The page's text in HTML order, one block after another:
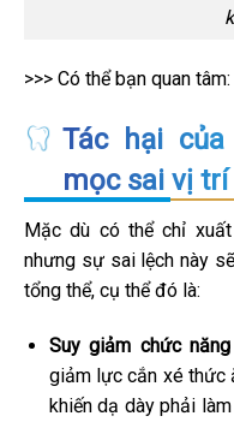
>>> Có thể bạn quan tâm:
Tác hại
mọc sai vị trí
Mặc dù có thể chỉ
nhưng sự sai lệch này
tổng thể, cụ thể đó là:
Suy giảm chức
giảm lực cắn xé thức
khiến dạ dày phải